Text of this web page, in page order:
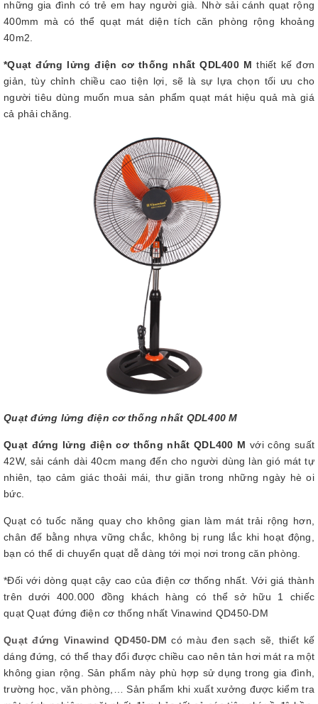
những gia đình có trẻ em hay người già. Nhờ sải cánh quạt rộng
400mm mà có thể quạt mát diện tích căn phòng rộng khoảng
40m2.
*Quạt đứng lửng điện cơ thống nhất QDL400 M thiết kế đơn
giản, tùy chỉnh chiều cao tiện lợi, sẽ là sự lựa chọn tối ưu cho
người tiêu dùng muốn mua sản phẩm quạt mát hiệu quả mà giá
cả phải chăng.
Quạt đứng lửng điện cơ thống nhất QDL400 M
Quạt đứng lửng điện cơ thống nhất QDL400 M với công suất
42W, sải cánh dài 40cm mang đến cho người dùng làn gió mát tự
nhiên, tạo cảm giác thoải mái, thư giãn trong những ngày hè oi
bức.
Quạt có tuốc năng quay cho không gian làm mát trải rộng hơn,
chân đế bằng nhựa vững chắc, không bị rung lắc khi hoạt động,
bạn có thể di chuyển quạt dễ dàng tới mọi nơi trong căn phòng.
*Đối với dòng quạt cậy cao của điện cơ thống nhất. Với giá thành
trên dưới 400.000 đồng khách hàng có thể sở hữu 1 chiếc
quạt Quạt đứng điện cơ thống nhất Vinawind QD450-DM
Quạt đứng Vinawind QD450-DM có màu đen sạch sẽ, thiết kế
dáng đứng, có thể thay đổi được chiều cao nên tản hơi mát ra một
không gian rộng. Sản phẩm này phù hợp sử dụng trong gia đình,
trường học, văn phòng,…
Sản phẩm khi xuất xưởng được kiểm tra